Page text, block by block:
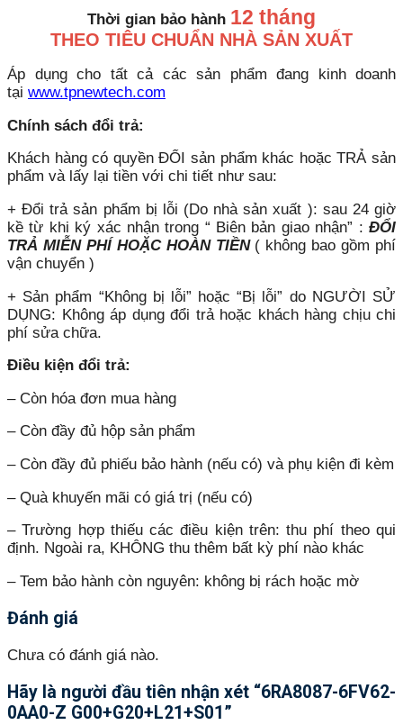
Thời gian bảo hành 12 tháng
THEO TIÊU CHUẨN NHÀ SẢN XUẤT
Áp dụng cho tất cả các sản phẩm đang kinh doanh
tại www.tpnewtech.com
Chính sách đổi trả:
Khách hàng có quyền ĐỔI sản phẩm khác hoặc TRẢ sản
phẩm và lấy lại tiền với chi tiết như sau:
+ Đổi trả sản phẩm bị lỗi (Do nhà sản xuất ): sau 24 giờ
kề từ khi ký xác nhận trong “ Biên bản giao nhận” : ĐỔI
TRẢ MIỄN PHÍ HOẶC HOÀN TIỀN( không bao gồm phí
vận chuyển )
+ Sản phẩm “Không bị lỗi” hoặc “Bị lỗi” do NGƯỜI SỬ
DỤNG: Không áp dụng đổi trả hoặc khách hàng chịu chi
phí sửa chữa.
Điều kiện đổi trả:
– Còn hóa đơn mua hàng
– Còn đầy đủ hộp sản phẩm
– Còn đầy đủ phiếu bảo hành (nếu có) và phụ kiện đi kèm
– Quà khuyến mãi có giá trị (nếu có)
– Trường hợp thiếu các điều kiện trên: thu phí theo qui
định. Ngoài ra, KHÔNG thu thêm bất kỳ phí nào khác
– Tem bảo hành còn nguyên: không bị rách hoặc mờ
Đánh giá
Chưa có đánh giá nào.
Hãy là người đầu tiên nhận xét “6RA8087-6FV62-
0AA0-Z G00+G20+L21+S01”